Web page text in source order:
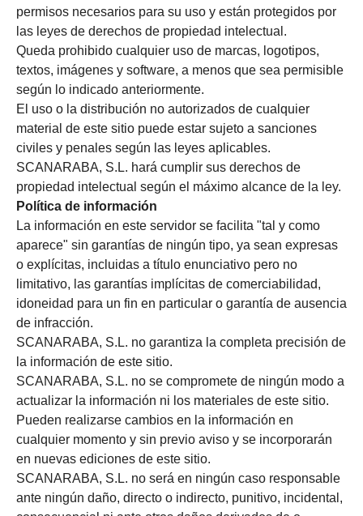
permisos necesarios para su uso y están protegidos por
las leyes de derechos de propiedad intelectual.
Queda prohibido cualquier uso de marcas, logotipos,
textos, imágenes y software, a menos que sea permisible
según lo indicado anteriormente.
El uso o la distribución no autorizados de cualquier
material de este sitio puede estar sujeto a sanciones
civiles y penales según las leyes aplicables.
SCANARABA, S.L. hará cumplir sus derechos de
propiedad intelectual según el máximo alcance de la ley.
Política de información
La información en este servidor se facilita "tal y como
aparece" sin garantías de ningún tipo, ya sean expresas
o explícitas, incluidas a título enunciativo pero no
limitativo, las garantías implícitas de comerciabilidad,
idoneidad para un fin en particular o garantía de ausencia
de infracción.
SCANARABA, S.L. no garantiza la completa precisión de
la información de este sitio.
SCANARABA, S.L. no se compromete de ningún modo a
actualizar la información ni los materiales de este sitio.
Pueden realizarse cambios en la información en
cualquier momento y sin previo aviso y se incorporarán
en nuevas ediciones de este sitio.
SCANARABA, S.L. no será en ningún caso responsable
ante ningún daño, directo o indirecto, punitivo, incidental,